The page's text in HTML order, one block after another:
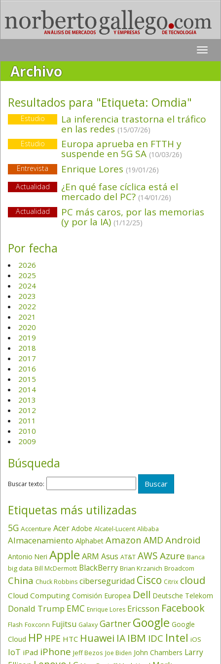
Toggle
Archivo
Resultados para "Etiqueta: Omdia"
Estudio La inferencia trastorna el tráfico
en las redes (15/07/26)
Estudio
Europa aprueba en FTTH y
suspende en 5G SA (10/03/26)
Entrevista
Enrique Lores (19/01/26)
Actualidad
¿En qué fase cíclica está el
mercado del PC? (14/01/26)
Actualidad
PC más caros, por las memorias
(y por la IA) (1/12/25)
Por fecha
2026
2025
2024
2023
2022
2021
2020
2019
2018
2017
2016
2015
2014
2013
2012
2011
2010
2009
Búsqueda
Buscar texto:
Etiquetas más utilizadas
5G Accenture Acer Adobe Alcatel-Lucent Alibaba
Almacenamiento Alphabet Amazon AMD Android
Antonio Neri Apple ARM Asus AT&T AWSAzure Banca
big data Bill McDermott BlackBerry Brian Krzanich Broadcom
China Chuck Robbins ciberseguridad Cisco Citrix cloud
Cloud Computing Comisión Europea Dell Deutsche Telekom
Donald Trump EMC Enrique Lores Ericsson Facebook
Flash Foxconn Fujitsu Galaxy Gartner Google Google
Cloud HP HPE HTC Huawei IA IBM IDC Intel iOS
IoT iPad iPhone Jeff Bezos Joe Biden John Chambers Larry